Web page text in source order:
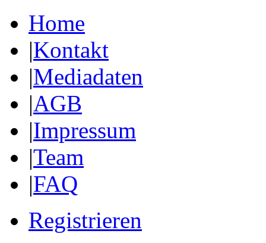
Home
|Kontakt
|Mediadaten
|AGB
|Impressum
|Team
|FAQ
Registrieren